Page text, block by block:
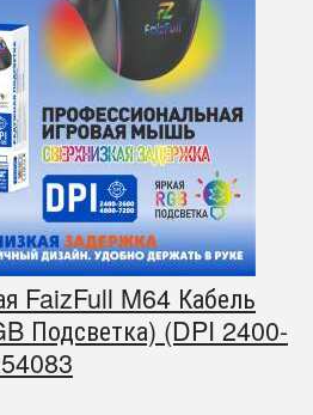
FaizFull M64 Кабель
Подсветка) (DPI 2400-